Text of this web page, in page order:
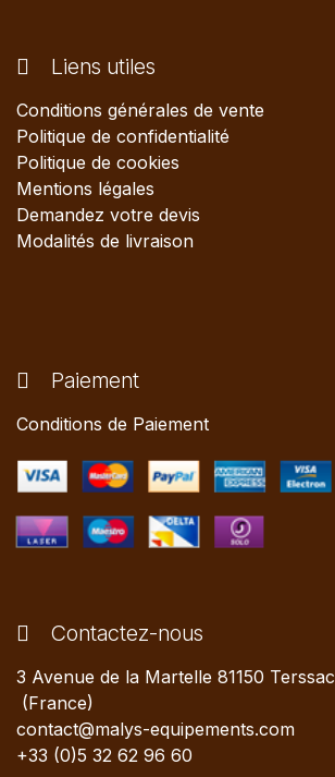
Liens utiles
Conditions générales de vente
Politique de confidentialité
Politique de cookies
Mentions légales
Demandez votre devis
Modalités de livraison
Paiement
Conditions de Paiement
Contactez-nous
3 Avenue de la Martelle 81150 Terssac
(France)
contact@malys-equipements.com
+33 (0)5 32 62 96 60